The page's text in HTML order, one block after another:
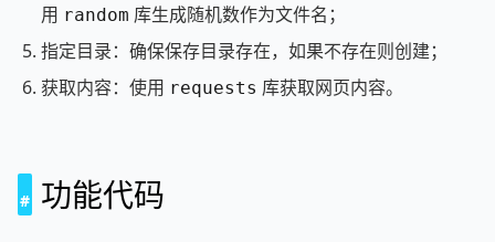
用 random 库生成随机数作为文件名；
指定目录：确保保存目录存在，如果不存在则创建；
获取内容：使用 requests 库获取网页内容。
功能代码